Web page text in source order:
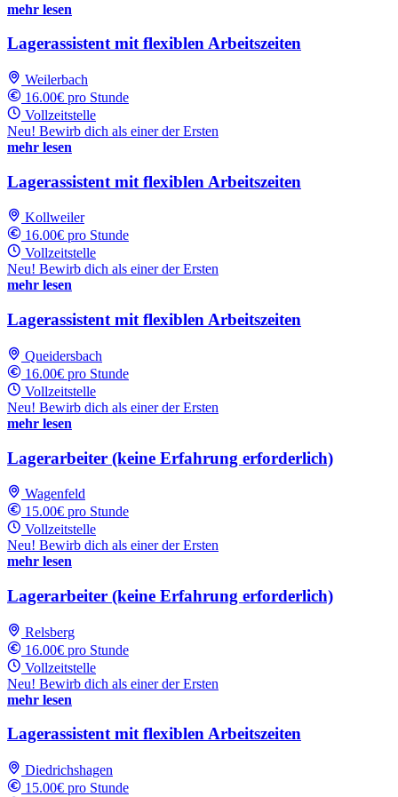
mehr lesen
Lagerassistent mit flexiblen Arbeitszeiten
Weilerbach
16.00€ pro Stunde
Vollzeitstelle
Neu! Bewirb dich als einer der Ersten
mehr lesen
Lagerassistent mit flexiblen Arbeitszeiten
Kollweiler
16.00€ pro Stunde
Vollzeitstelle
Neu! Bewirb dich als einer der Ersten
mehr lesen
Lagerassistent mit flexiblen Arbeitszeiten
Queidersbach
16.00€ pro Stunde
Vollzeitstelle
Neu! Bewirb dich als einer der Ersten
mehr lesen
Lagerarbeiter (keine Erfahrung erforderlich)
Wagenfeld
15.00€ pro Stunde
Vollzeitstelle
Neu! Bewirb dich als einer der Ersten
mehr lesen
Lagerarbeiter (keine Erfahrung erforderlich)
Relsberg
16.00€ pro Stunde
Vollzeitstelle
Neu! Bewirb dich als einer der Ersten
mehr lesen
Lagerassistent mit flexiblen Arbeitszeiten
Diedrichshagen
15.00€ pro Stunde